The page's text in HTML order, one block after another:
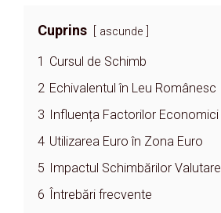
Cuprins ascunde
1 Cursul de Schimb
2 Echivalentul în Leu Românesc
3
Influența Factorilor Economici
4 Utilizarea Euro în Zona Euro
5
Impactul Schimbărilor Valutare
6
Întrebări frecvente